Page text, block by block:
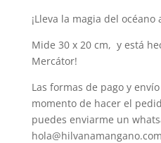
¡Lleva la magia del océano
Mide 30 x 20 cm, y está
Mercátor!
Las formas de pago y
momento de hacer el
puedes enviarme un